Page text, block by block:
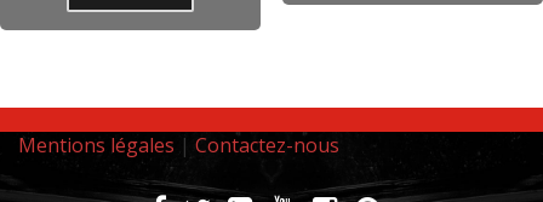
Mentions légales | Contactez-nous